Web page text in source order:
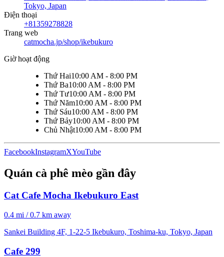
Tokyo, Japan
Điện thoại
+81359278828
Trang web
catmocha.jp/shop/ikebukuro
Giờ hoạt động
Thứ Hai10:00 AM - 8:00 PM
Thứ Ba10:00 AM - 8:00 PM
Thứ Tư10:00 AM - 8:00 PM
Thứ Năm10:00 AM - 8:00 PM
Thứ Sáu10:00 AM - 8:00 PM
Thứ Bảy10:00 AM - 8:00 PM
Chủ Nhật10:00 AM - 8:00 PM
FacebookInstagramXYouTube
Quán cà phê mèo gần đây
Cat Cafe Mocha Ikebukuro East
0.4 mi / 0.7 km away
Sankei Building 4F, 1-22-5 Ikebukuro, Toshima-ku, Tokyo, Japan
Cafe 299